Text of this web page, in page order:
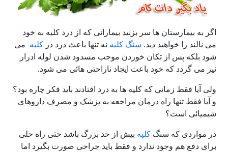
اگر به بیمارستان ها سر بزنید بیمارانی که از درد کلیه به خود
می نالند را خواهید دید. سنگ کلیه نه تنها باعث درد در کلیه می
شود بلکه پس از تکان خوردن موجب مسدود شدن لوله ادرار
نیز می گردد که خود باعث ایجاد ناراحتی هائی می شود.
ولی آیا فقط زمانی که کلیه ها به درد افتادند باید فکر چاره بود؟
و آیا فقط تنها راه درمان مراجعه به پزشک و مصرف داروهای
شیمیائی است؟
در مواردی که سنگ کلیه بیش از حد بزرگ باشد حتی راه حلی
برای دفع هم وجود ندارد و فقط باید جراحی صورت بگیرد اما